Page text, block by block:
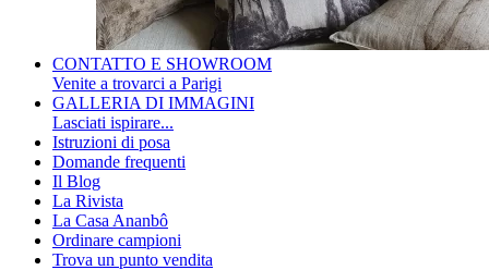
CONTATTO E SHOWROOM
Venite a trovarci a Parigi
GALLERIA DI IMMAGINI
Lasciati ispirare...
Istruzioni di posa
Domande frequenti
Il Blog
La Rivista
La Casa Ananbô
Ordinare campioni
Trova un punto vendita